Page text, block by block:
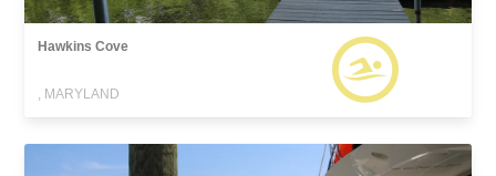
Hawkins Cove
, MARYLAND